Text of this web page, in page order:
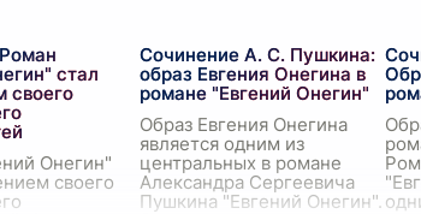
стал
своего
Онегин"
своего
Сочинение А. С. Пушкина:
образ Евгения Онегина в
романе "Евгений Онегин"
Образ Евгения Онегина
является одним из
центральных в романе
Александра Сергеевича
Пушкина "Евгений Онегин".